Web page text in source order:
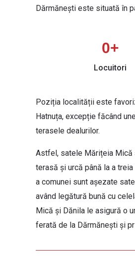
Dărmănești este situată în
Locuitori
0+
Poziția localității este
Hatnuța, excepție făcând
terasele dealurilor.
Astfel, satele Mărițeia Mică
terasă și urcă până la a
a comunei sunt așezate
având legătură bună cu
Mică și Dănila le asigură o
ferată de la Dărmănești și